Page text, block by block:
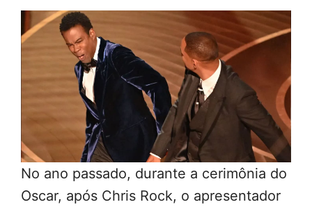
No ano passado, durante a cerimônia do
Oscar, após Chris Rock, o apresentador